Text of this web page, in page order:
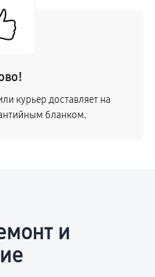
курьер доставляет на
бланком.
и